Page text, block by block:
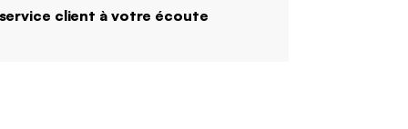
client à votre écoute